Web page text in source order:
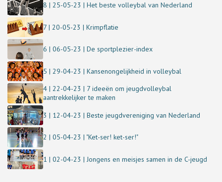
8 | 25-05-23 | Het beste volleybal van Nederland
7 | 20-05-23 | Krimpflatie
6 | 06-05-23 | De sportplezier-index
5 | 29-04-23 | Kansenongelijkheid in volleybal
4 | 22-04-23 | 7 ideeën om jeugdvolleybal
aantrekkelijker te maken
3 | 12-04-23 | Beste jeugdvereniging van Nederland
2 | 05-04-23 | "Ket-ser! ket-ser!"
1 | 02-04-23 | Jongens en meisjes samen in de C-jeugd